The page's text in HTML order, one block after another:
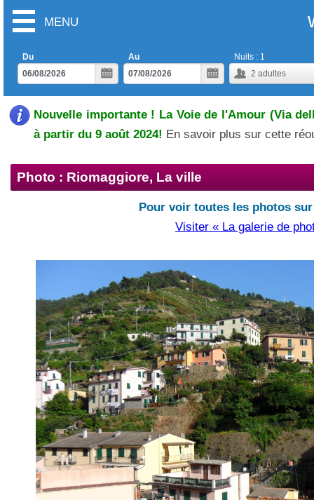
MENU
Du
Au
2 adultes
Nuits : 1
Nouvelle importante ! La Voie de l'Amour (Via
à partir du 9 août 2024! En savoir plus sur cette
Photo : Riomaggiore, La ville
Pour voir toutes les photos
Visiter « La galerie de